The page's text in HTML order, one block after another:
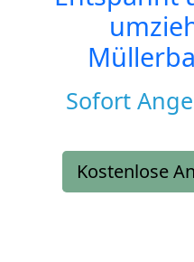
Sofort
Kostenlose